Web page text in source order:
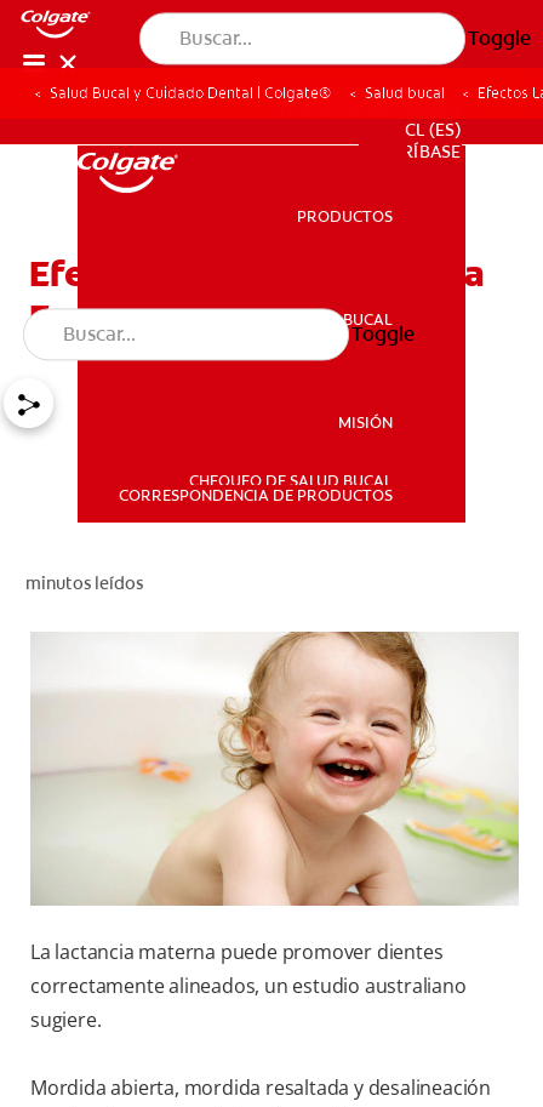
Toggle
SALUD BUCAL
PARA PROFESIONALES
SUSCRÍBASE
PARA PROFESIONALES
CL (ES)
SUSCRÍBASE
PRODUCTOS
SALUD BUCAL
MISIÓN
CHEQUEO DE SALUD BUCAL
CORRESPONDENCIA DE PRODUCTOS
Toggle
Salud Bucal y Cuidado Dental | Colgate® Salud bucal Efectos
Efectos Lactancia Materna
En Los Dientes
minutos leídos
La lactancia materna puede promover dientes
correctamente alineados, un estudio australiano
sugiere.
Mordida abierta, mordida resaltada y desalineación